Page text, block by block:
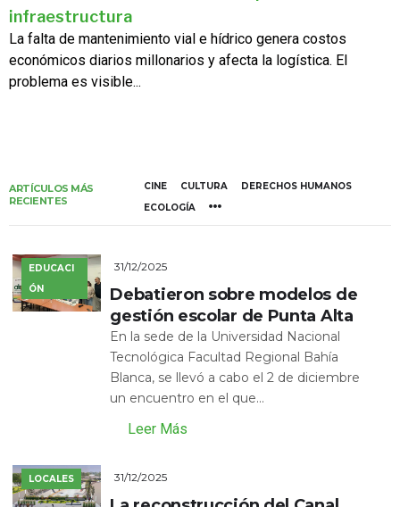
infraestructura
La falta de mantenimiento vial e hídrico genera costos
económicos diarios millonarios y afecta la logística. El
problema es visible...
ARTÍCULOS MÁS
RECIENTES
CINE CULTURA
DERECHOS HUMANOS
ECOLOGÍA
EDUCACI
ÓN
31/12/2025
Debatieron sobre modelos de
gestión escolar de Punta Alta
En la sede de la Universidad Nacional
Tecnológica Facultad Regional Bahía
Blanca, se llevó a cabo el 2 de diciembre
un encuentro en el que...
Leer Más
LOCALES 31/12/2025